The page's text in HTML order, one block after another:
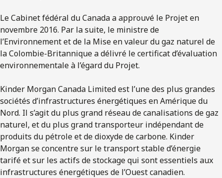
Le Cabinet fédéral du Canada a approuvé le Projet en
novembre 2016. Par la suite, le ministre de
l’Environnement et de la Mise en valeur du gaz naturel de
la Colombie-Britannique a délivré le certificat d’évaluation
environnementale à l’égard du Projet.
Kinder Morgan Canada Limited est l’une des plus grandes
sociétés d’infrastructures énergétiques en Amérique du
Nord. Il s’agit du plus grand réseau de canalisations de gaz
naturel, et du plus grand transporteur indépendant de
produits du pétrole et de dioxyde de carbone. Kinder
Morgan se concentre sur le transport stable d’énergie
tarifé et sur les actifs de stockage qui sont essentiels aux
infrastructures énergétiques de l’Ouest canadien.